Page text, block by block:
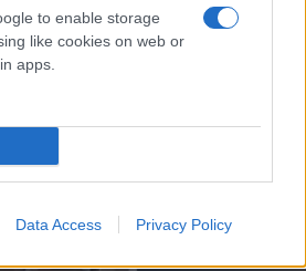
to enable storage
like cookies on web or
apps.
Data Access Privacy Policy